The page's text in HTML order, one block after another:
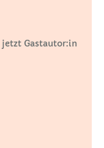
jetzt Gastautor:in